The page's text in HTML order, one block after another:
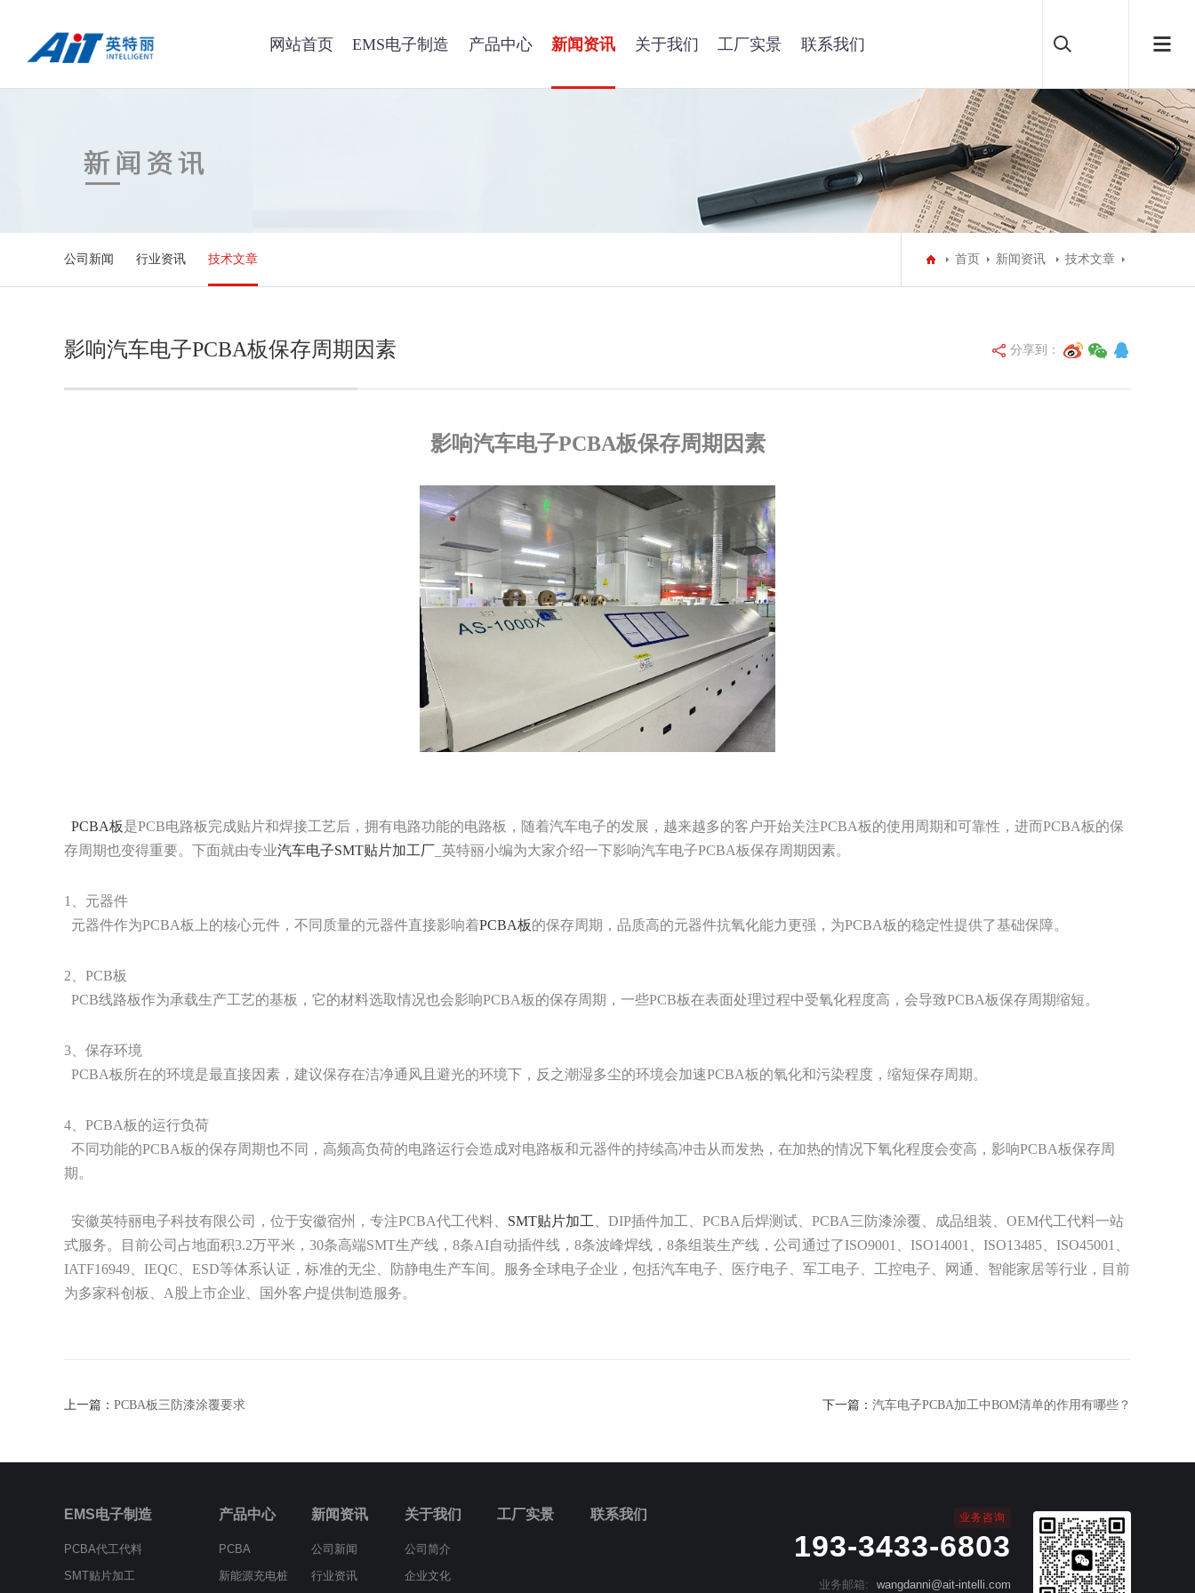
网站首页 EMS电子制造 产品中心 新闻资讯 关于我们 工厂实景 联系我们
公司新闻 行业资讯 技术文章 首页 新闻资讯 技术文章
影响汽车电子PCBA板保存周期因素 分享到：
影响汽车电子PCBA板保存周期因素
PCBA板是PCB电路板完成贴片和焊接工艺后，拥有电路功能的电路板，随着汽车电子的发展，越来越多的客户开始关注PCBA板的使用周期和可靠性，进而PCBA板的保
存周期也变得重要。下面就由专业汽车电子SMT贴片加工厂 _英特丽小编为大家介绍一下影响汽车电子PCBA板保存周期因素。
1、元器件
元器件作为PCBA板上的核心元件，不同质量的元器件直接影响着PCBA板的保存周期，品质高的元器件抗氧化能力更强，为PCBA板的稳定性提供了基础保障。
2、PCB板
PCB线路板作为承载生产工艺的基板，它的材料选取情况也会影响PCBA板的保存周期，一些PCB板在表面处理过程中受氧化程度高，会导致PCBA板保存周期缩短。
3、保存环境
PCBA板所在的环境是最直接因素，建议保存在洁净通风且避光的环境下，反之潮湿多尘的环境会加速PCBA板的氧化和污染程度，缩短保存周期。
4、PCBA板的运行负荷
不同功能的PCBA板的保存周期也不同，高频高负荷的电路运行会造成对电路板和元器件的持续高冲击从而发热，在加热的情况下氧化程度会变高，影响PCBA板保存周
期。
安徽英特丽电子科技有限公司，位于安徽宿州，专注PCBA代工代料、 SMT贴片加工
、DIP插件加工、PCBA后焊测试、PCBA三防漆涂覆、成品组装、OEM代工代料一站
式服务。目前公司占地面积3.2万平米，30条高端SMT生产线，8条AI自动插件线，8条波峰焊线，8条组装生产线，公司通过了ISO9001、ISO14001、ISO13485、ISO45001、
IATF16949、IEQC、ESD等体系认证，标准的无尘、防静电生产车间。服务全球电子企业，包括汽车电子、医疗电子、军工电子、工控电子、网通、智能家居等行业，目前
为多家科创板、A股上市企业、国外客户提供制造服务。
上一篇： PCBA板三防漆涂覆要求 下一篇： 汽车电子PCBA加工中BOM清单的作用有哪些？
EMS电子制造
PCBA代工代料
SMT贴片加工
产品中心
PCBA
新能源充电桩
新闻资讯
公司新闻
行业资讯
关于我们
公司简介
企业文化
工厂实景 联系我们 业务咨询
193-3433-6803
业务邮箱: wangdanni@ait-intelli.com